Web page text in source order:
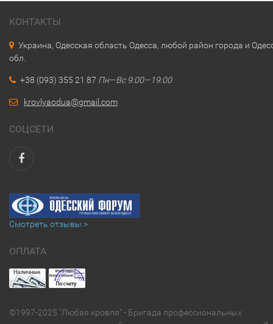
КОНТАКТЫ
Украина, Одесская область Одесса, любой район города и
обл.
+38 (093) 355 21 87 Пн—Вс 9:00—19:00
krovlyaodua@gmail.com
СОЦСЕТИ
Смотреть отзывы >
ОПЛАТА
©1997-2025 "Любая кровля" - Бригада профессиональных